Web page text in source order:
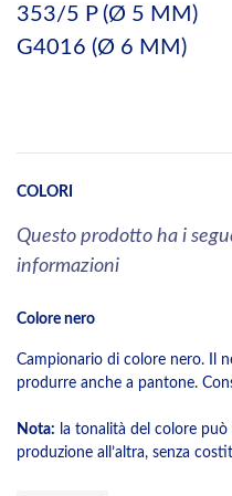
353/5 P (Ø 5 MM)
G4016 (Ø 6 MM)
COLORI
Questo prodotto ha i
informazioni
Colore nero
Campionario di colore nero. Il
produrre anche a pantone.
Nota: la tonalità del colore
produzione all’altra, senza